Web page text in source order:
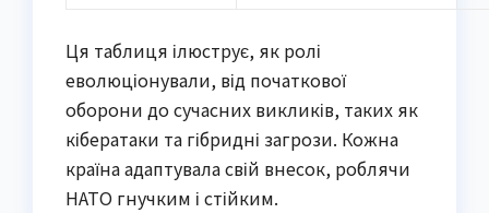
Ця таблиця ілюструє, як ролі
еволюціонували, від початкової
оборони до сучасних викликів, таких як
кібератаки та гібридні загрози. Кожна
країна адаптувала свій внесок, роблячи
НАТО гнучким і стійким.